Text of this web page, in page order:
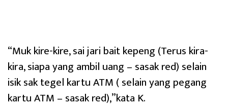
“Muk kire-kire, sai jari bait kepeng (Terus kira-
kira, siapa yang ambil uang – sasak red) selain
isik sak tegel kartu ATM ( selain yang pegang
kartu ATM – sasak red),”kata K.